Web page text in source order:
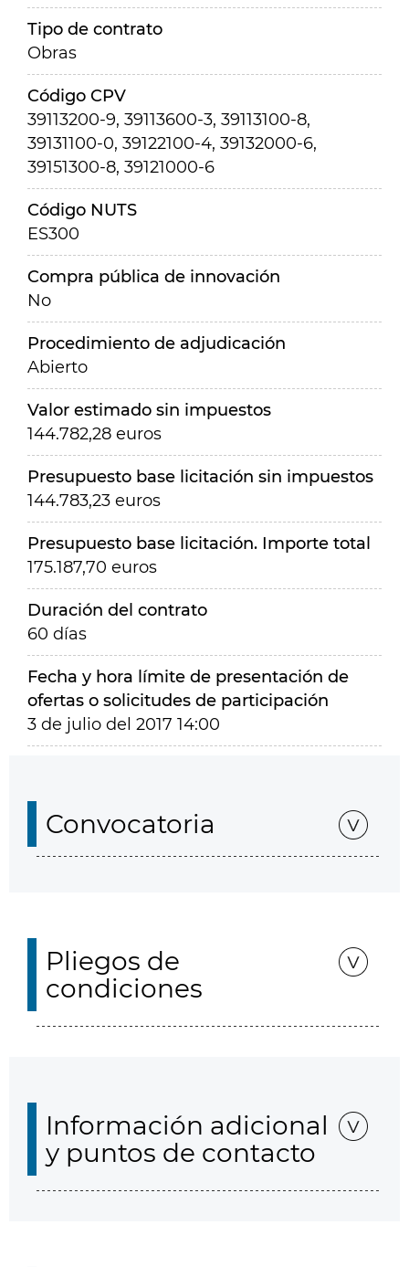
Tipo de contrato
Obras
Código CPV
39113200-9, 39113600-3, 39113100-8,
39131100-0, 39122100-4, 39132000-6,
39151300-8, 39121000-6
Código NUTS
ES300
Compra pública de innovación
No
Procedimiento de adjudicación
Abierto
Valor estimado sin impuestos
144.782,28 euros
Presupuesto base licitación sin impuestos
144.783,23 euros
Presupuesto base licitación. Importe total
175.187,70 euros
Duración del contrato
60 días
Fecha y hora límite de presentación de
ofertas o solicitudes de participación
3 de julio del 2017 14:00
Convocatoria
Pliegos de
condiciones
Información adicional
y puntos de contacto